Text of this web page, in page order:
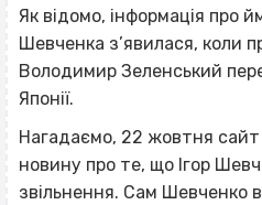
Як відомо, інформація про
Шевченка з’явилася, коли
Володимир Зеленський
Японії.
Нагадаємо, 22 жовтня
новину про те, що Ігор
звільнення. Сам Шевченко